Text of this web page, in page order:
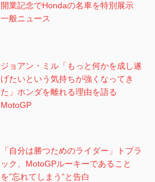
開業記念でHondaの名車を特別展示
一般ニュース
ジョアン・ミル「もっと何かを成し遂
げたいという気持ちが強くなってき
た」ホンダを離れる理由を語る
MotoGP
「自分は勝つためのライダー」トプラ
ック、MotoGPルーキーであること
を”忘れてしまう”と告白